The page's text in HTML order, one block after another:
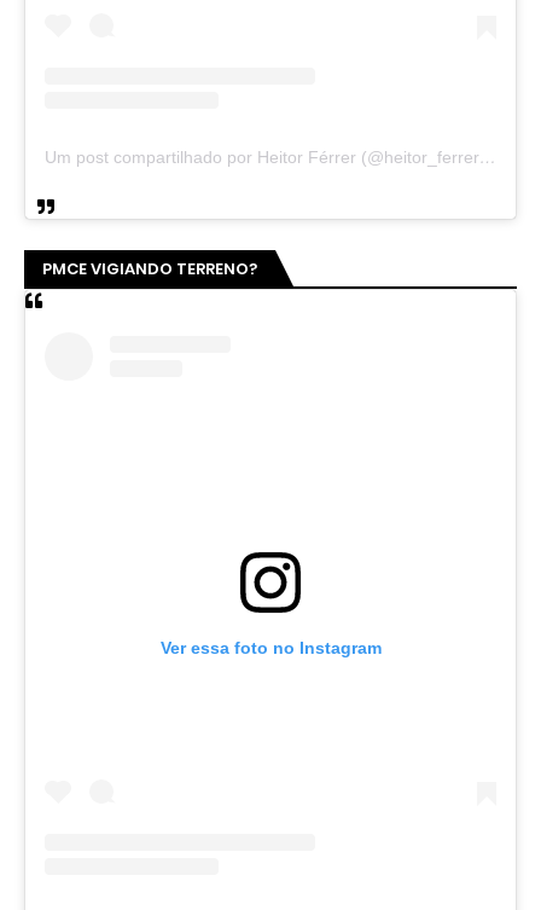
Um post compartilhado por Heitor Férrer (@heitor_ferrer77)
PMCE VIGIANDO TERRENO?
Ver essa foto no Instagram